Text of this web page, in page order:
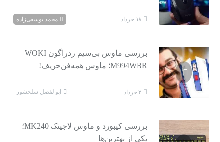
۱۸ خرداد محمد یوسفی‌زاده
بررسی ماوس بی‌سیم ردراگون WOKI
M994WBR؛ ماوس همه‌فن‌حریف!
۲ خرداد ابوالفضل سلحشور
بررسی کیبورد و ماوس لاجیتک MK240؛
یکی از بهترین‌ها